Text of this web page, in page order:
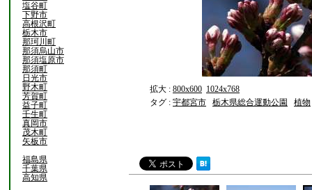
塩谷町
下野市
高根沢町
栃木市
那珂川町
那須烏山市
那須塩原市
那須町
日光市
野木町
芳賀町
益子町
壬生町
真岡市
茂木町
矢板市
福島県
千葉県
高知県
拡大 : 800x600 1024x768
タグ : 宇都宮市 栃木県総合運動公園 植物